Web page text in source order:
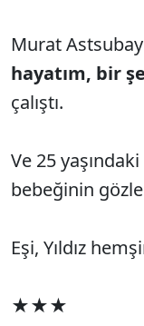
Murat
hayatım, bir
çalıştı.
Ve 25
bebeğinin
Eşi, Yıldız
★★★